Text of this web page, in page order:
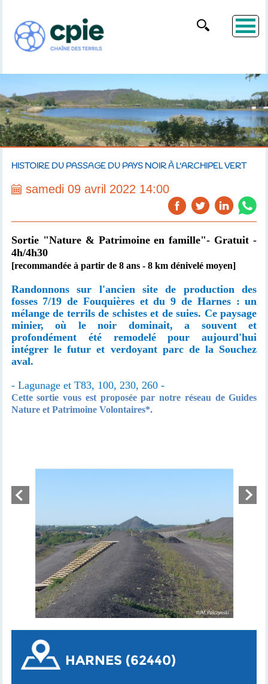
HISTOIRE DU PASSAGE DU PAYS NOIR À L'ARCHIPEL VERT
samedi 09 avril 2022 14:00
Sortie "Nature & Patrimoine en famille"- Gratuit -
4h/4h30
[recommandée à partir de 8 ans - 8 km dénivelé moyen]
Randonnons sur l'ancien site de production des
fosses 7/19 de Fouquières et du 9 de Harnes : un
mélange de terrils de schistes et de suies. Ce paysage
minier, où le noir dominait, a souvent et
profondément été remodelé pour aujourd'hui
intégrer le futur et verdoyant parc de la Souchez
aval.
- Lagunage et T83, 100, 230, 260 -
Cette sortie vous est proposée par notre réseau de Guides
Nature et Patrimoine Volontaires*.
HARNES (62440)